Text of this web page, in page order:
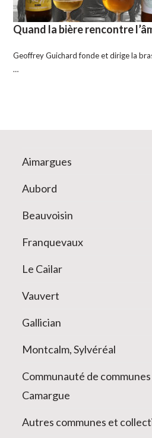
Quand la bière rencontre
Geoffrey Guichard fonde et dirige la
…
Aimargues
Aubord
Beauvoisin
Franquevaux
Le Cailar
Vauvert
Gallician
Montcalm, Sylvéréal
Communauté de
Camargue
Autres communes et